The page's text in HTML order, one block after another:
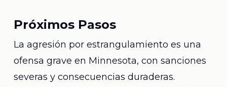
Próximos Pasos
La agresión por estrangulamiento es una
ofensa grave en Minnesota, con sanciones
severas y consecuencias duraderas.